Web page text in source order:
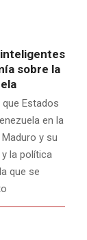
inteligentes
sobre la
Estados
en la
y su
la política
que se